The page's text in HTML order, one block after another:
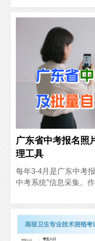
广东省中考报名照
理工具
每年3-4月是广东中考
中考系统”信息采集。